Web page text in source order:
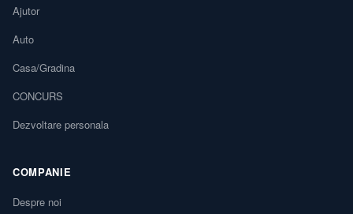
Ajutor
Auto
Casa/Gradina
CONCURS
Dezvoltare personala
COMPANIE
Despre noi